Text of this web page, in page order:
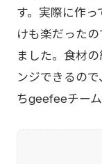
す。実際に作
けも楽だった
ました。食材
ンジできるの
ちgeefeeチー